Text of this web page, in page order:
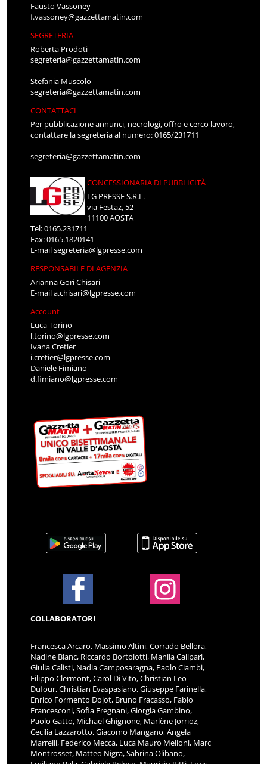
Fausto Vassoney
f.vassoney@gazzettamatin.com
SEGRETERIA
Roberta Prodoti
segreteria@gazzettamatin.com
Stefania Muscolo
segreteria@gazzettamatin.com
CONTATTACI
Per pubblicazione annunci, necrologi, offro e cerco lavoro,
contattare la segreteria al numero: 0165/231711
segreteria@gazzettamatin.com
CONCESSIONARIA DI PUBBLICITÀ
LG PRESSE S.R.L.
via Festaz, 52
11100 AOSTA
Tel: 0165.231711
Fax: 0165.1820141
E-mailsegreteria@lgpresse.com
RESPONSABILE DI AGENZIA
Arianna Gori Chisari
E-maila.chisari@lgpresse.com
Account
Luca Torino
l.torino@lgpresse.com
Ivana Cretier
i.cretier@lgpresse.com
Daniele Fimiano
d.fimiano@lgpresse.com
COLLABORATORI
Francesca Arcaro, Massimo Altini, Corrado Bellora,
Nadine Blanc, Riccardo Bortolotti, Manila Calipari,
Giulia Calisti, Nadia Camposaragna, Paolo Ciambi,
Filippo Clermont, Carol Di Vito, Christian Leo
Dufour, Christian Evaspasiano, Giuseppe Farinella,
Enrico Formento Dojot, Bruno Fracasso, Fabio
Francesconi, Sofia Fregnani, Giorgia Gambino,
Paolo Gatto, Michael Ghignone, Marlène Jorrioz,
Cecilia Lazzarotto, Giacomo Mangano, Angela
Marrelli, Federico Mecca, Luca Mauro Melloni, Marc
Montrosset, Matteo Nigra, Sabrina Olibano,